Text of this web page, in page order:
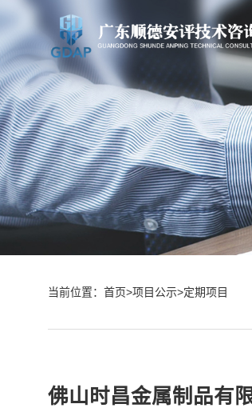
当前位置： 首页>项目公示>定期项目
佛山时昌金属制品有